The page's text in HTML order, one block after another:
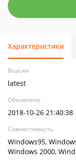
Характеристики
Версия
latest
Обновлено
2018-10-26 21:40:38
Совместимость
Windows95,
Windows 2000,